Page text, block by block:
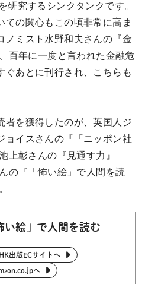
研究するシンクタンクです。
ての関心もこの頃非常に高ま
ノミスト水野和夫さんの『金
百年に一度と言われた金融危
ぐあとに刊行され、こちらも
を獲得したのが、英国人ジ
ョイスさんの『「ニッポン社
上彰さんの『見通す力』
の『「怖い絵」で人間を読
い絵」で人間を読む
出版ECサイトへ
へ